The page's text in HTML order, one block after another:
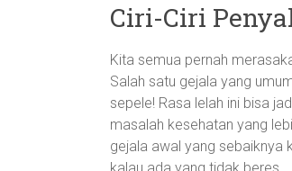
Ciri-Ciri
Kita semua pernah
Salah satu gejala yang
sepele! Rasa lelah ini bisa
masalah kesehatan yang
gejala awal yang sebaiknya